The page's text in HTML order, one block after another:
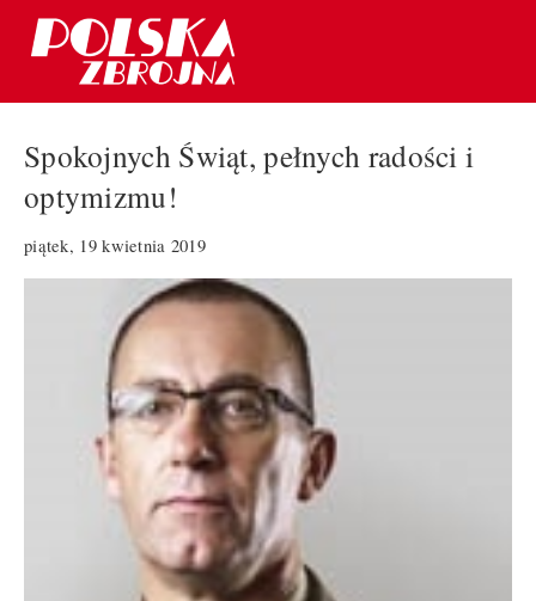
Spokojnych Świąt, pełnych radości i
optymizmu!
piątek, 19 kwietnia 2019